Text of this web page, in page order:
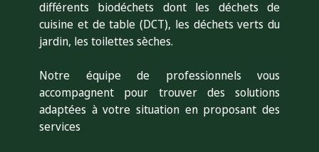
différents biodéchets dont les déchets de
cuisine et de table (DCT), les déchets verts du
jardin, les toilettes sèches.
Notre équipe de professionnels vous
accompagnent pour trouver des solutions
adaptées à votre situation en proposant des
services